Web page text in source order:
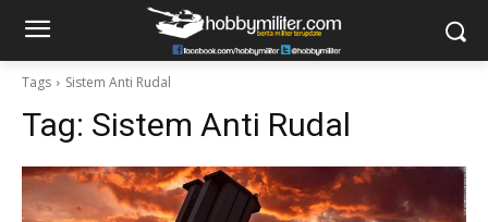
Tags Sistem Anti Rudal
Tag: Sistem Anti Rudal